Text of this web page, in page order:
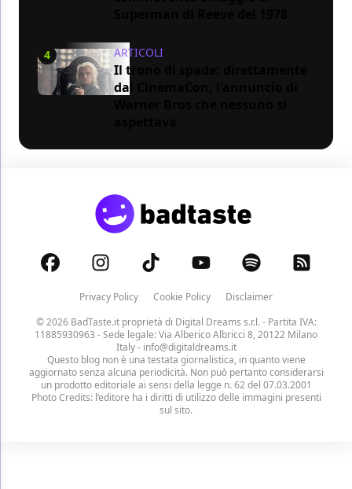
4 ARTICOLI
Il trono di spade: direttamente
dal CinemaCon, l'annuncio di
Privacy Policy Cookie Policy
Disclaimer
© 2026 BadTaste.it proprietà di Digital Dreams s.r.l.- Partita IVA:
11885930963 - Sede legale: Via Alberico Albricci 8, 20122 Milano
Italy - info@digitaldreams.it
Questo blog non è una testata giornalistica, in quanto viene
aggiornato senza alcuna periodicità. Non può pertanto considerarsi
un prodotto editoriale ai sensi della legge n. 62 del 07.03.2001
Photo Credits: l’editore ha i diritti di utilizzo delle immagini presenti
sul sito.